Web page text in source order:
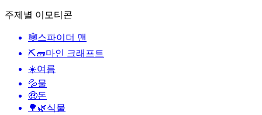
주제별 이모티콘
🕸️스파이더 맨
⛏🧱마인 크래프트
☀️여름
💦물
🤑돈
🌳🌿식물